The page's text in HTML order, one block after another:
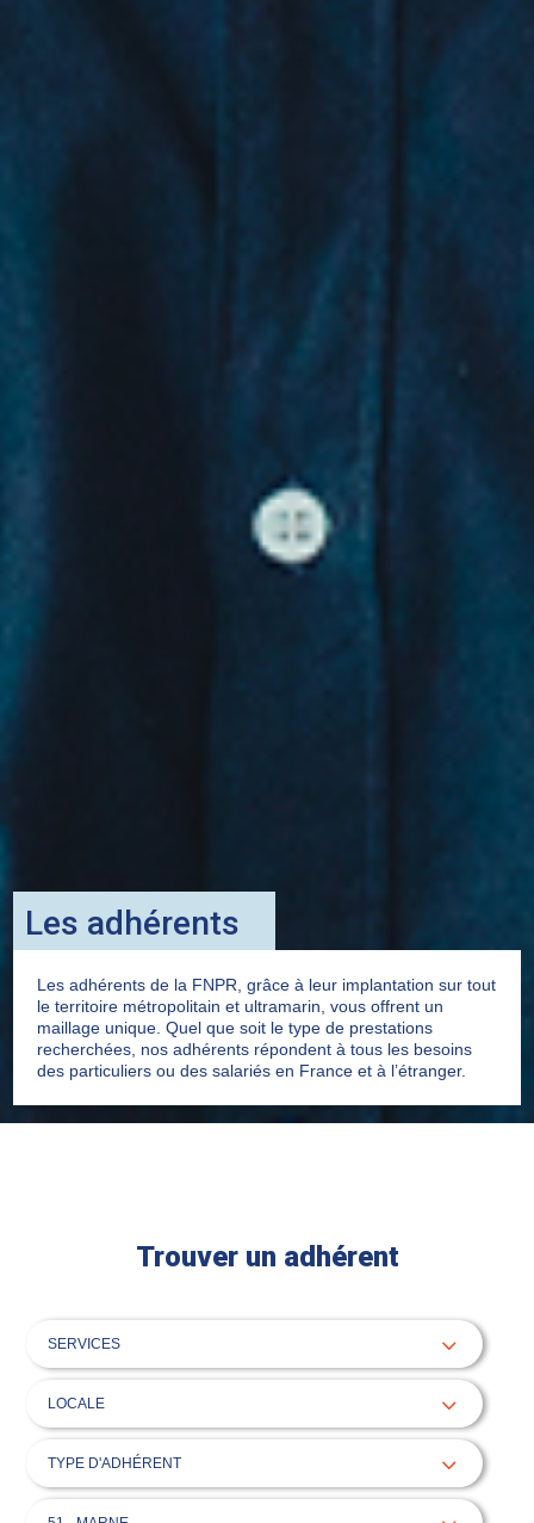
Les adhérents
Les adhérents de la FNPR, grâce à leur implantation sur tout
le territoire métropolitain et ultramarin, vous offrent un
maillage unique. Quel que soit le type de prestations
recherchées, nos adhérents répondent à tous les besoins
des particuliers ou des salariés en France et à l’étranger.
Trouver un adhérent